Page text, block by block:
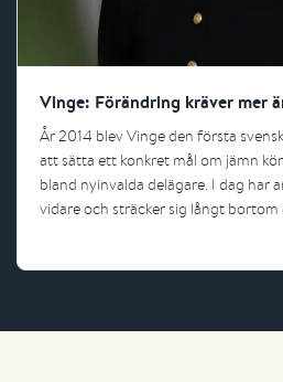
Vinge: Förändring kräver mer
År 2014 blev Vinge den första
att sätta ett konkret mål om jämn
bland nyinvalda delägare. I dag har
vidare och sträcker sig långt bortom